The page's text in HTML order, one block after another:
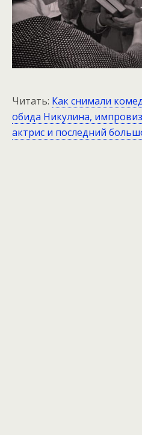
Читать: Как снимали
обида Никулина,
актрис и последний